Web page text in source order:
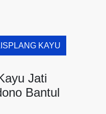
KAYU
Jati
Bantul